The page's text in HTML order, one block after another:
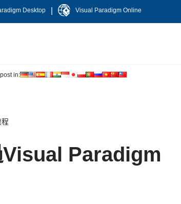
Desktop Visual Paradigm Online
in:
Paradigm